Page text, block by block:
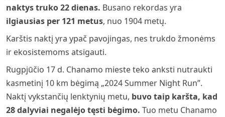
naktys truko 22 dienas. Busano rekordas yra
ilgiausias per 121 metus, nuo 1904 metų.
Karštis naktį yra ypač pavojingas, nes trukdo žmonėms
ir ekosistemoms atsigauti.
Rugpjūčio 17 d. Chanamo mieste teko anksti nutraukti
kasmetinį 10 km bėgimą „2024 Summer Night Run”.
Naktį vykstančių lenktynių metu, buvo taip karšta, kad
28 dalyviai negalėjo tęsti bėgimo. Tuo metu Chanamo